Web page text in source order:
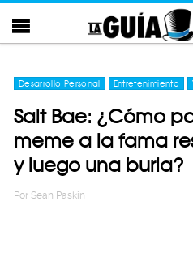
Desarrollo Personal Entretenimiento
Salt Bae: ¿Cómo
meme a la fama
y luego una burla?
Por Sean Paskin